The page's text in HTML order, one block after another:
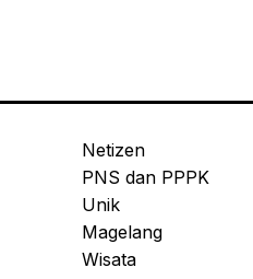
Netizen
PNS dan PPPK
Unik
Magelang
Wisata